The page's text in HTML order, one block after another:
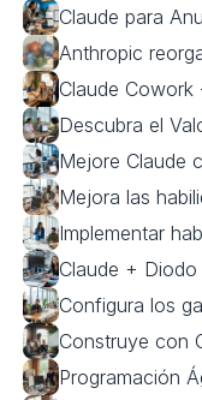
Claude para
Anthropic
Claude
Descubra el
Mejore Claude
Mejora las
Implementar
Claude +
Configura los
Construye con
Programación